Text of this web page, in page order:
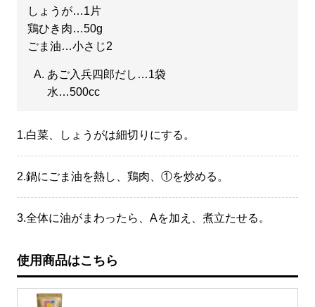
しょうが…1片
鶏ひき肉…50g
ごま油…小さじ2
あご入兵四郎だし…1袋
水…500cc
1.白菜、しょうがは細切りにする。
2.鍋にごま油を熱し、鶏肉、①を炒める。
3.全体に油がまわったら、Aを加え、煮立たせる。
使用商品はこちら